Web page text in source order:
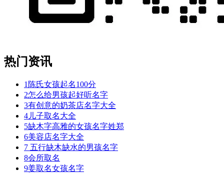
热门资讯
1 陈氏女孩起名100分
2怎么给男孩起好听名字
3有创意的奶茶店名字大全
4 儿子取名大全
5缺木字高雅的女孩名字姓郑
6美容店名字大全
7 五行缺木缺水的男孩名字
8会所取名
9姜取名女孩名字